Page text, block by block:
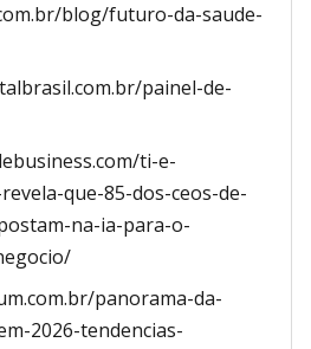
blog/futuro-da-saude-
painel-de-
ti-e-
que-85-dos-ceos-de-
na-ia-para-o-
panorama-da-
2026-tendencias-